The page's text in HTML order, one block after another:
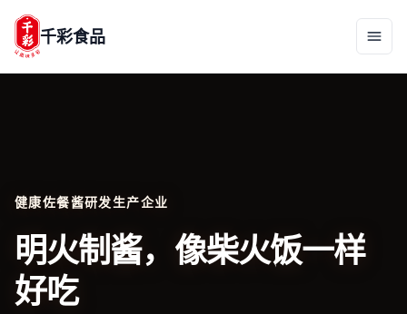
千彩食品
健康佐餐酱研发生产企业
明火制酱，像柴火饭一样
好吃